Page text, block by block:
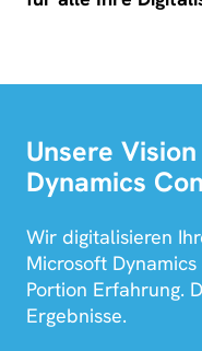
Unsere
Dynamics
Wir digitalisieren
Microsoft
Portion Erfahrung.
Ergebnisse.